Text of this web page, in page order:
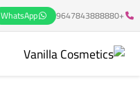
+9647843888880
WhatsApp